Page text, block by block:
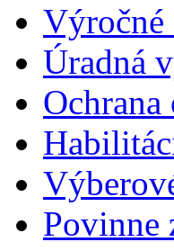
Výročné
Úradná
Povinne